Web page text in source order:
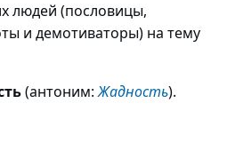
людей (пословицы,
и демотиваторы) на тему
(антоним:Жадность).